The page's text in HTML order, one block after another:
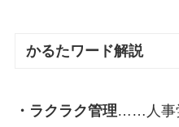
かるたワード解説
・ラクラク管理……人事